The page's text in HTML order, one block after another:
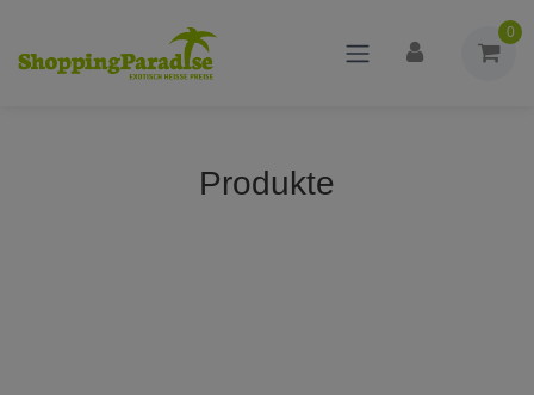
0
Produkte